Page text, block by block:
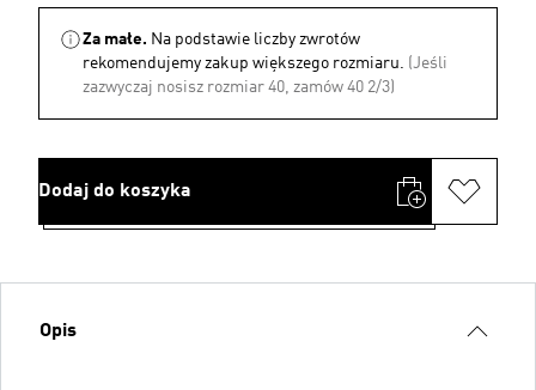
Za małe. Na podstawie liczby zwrotów
rekomendujemy zakup większego rozmiaru. (Jeśli
zazwyczaj nosisz rozmiar 40, zamów 40 2/3)
Dodaj do koszyka
Opis